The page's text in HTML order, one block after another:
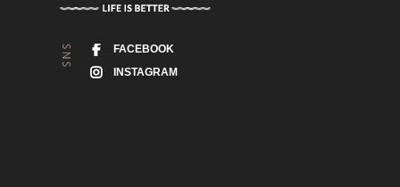
FACEBOOK
INSTAGRAM